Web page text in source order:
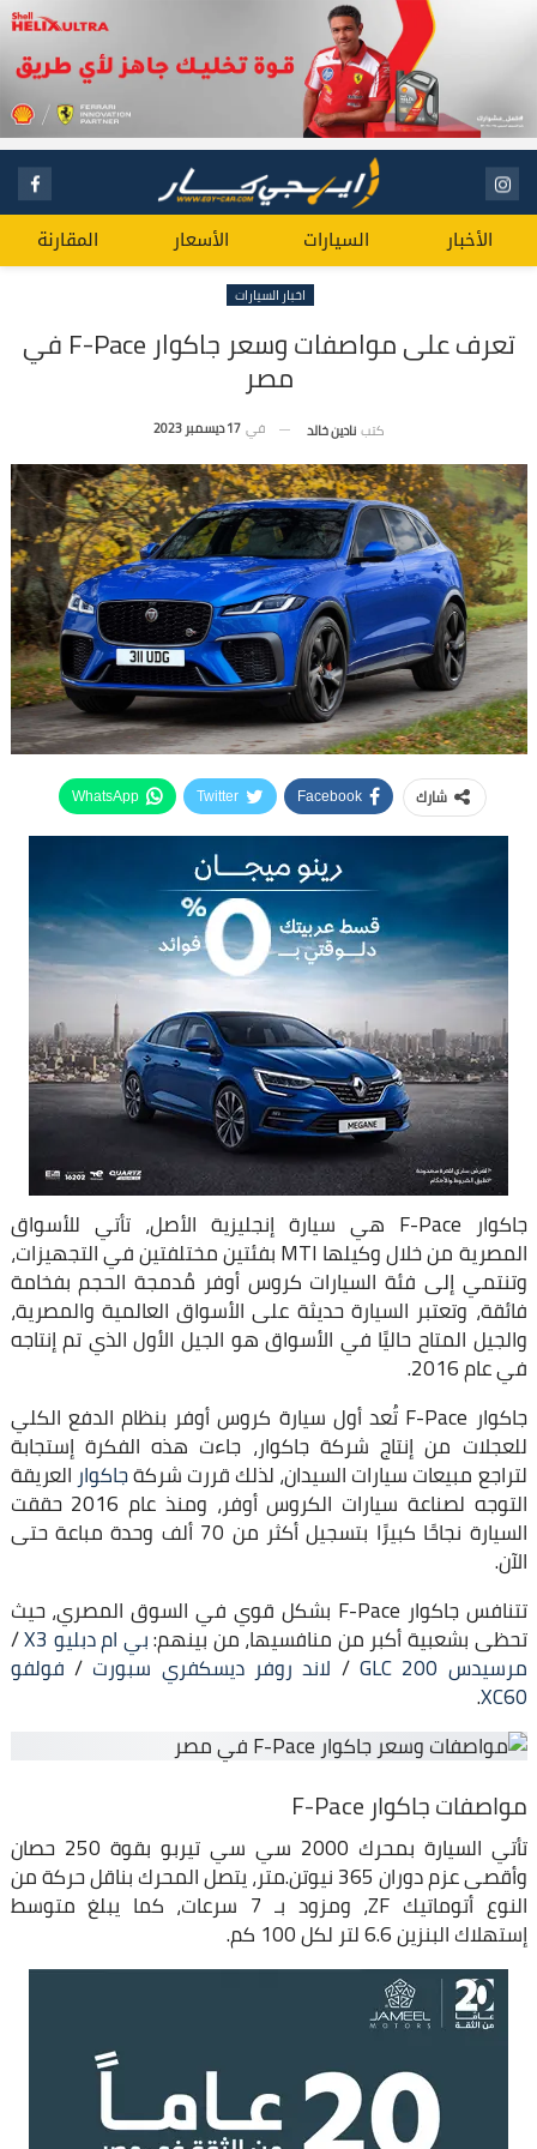
الأخبار السيارات الأسعار المقارنة
اخبار السيارات
تعرف على مواصفات وسعر جاكوار F-Pace في
مصر
كتب نادين خالد في 17 ديسمبر 2023
شارك Facebook
Twitter
WhatsApp
جاكوار F-Pace هي سيارة إنجليزية الأصل، تأتي للأسواق
المصرية من خلال وكيلها MTI بفئتين مختلفتين في التجهيزات،
وتنتمي إلى فئة السيارات كروس أوفر مُدمجة الحجم بفخامة
فائقة، وتعتبر السيارة حديثة على الأسواق العالمية والمصرية،
والجيل المتاح حاليًا في الأسواق هو الجيل الأول الذي تم إنتاجه
في عام 2016.
جاكوار F-Pace تُعد أول سيارة كروس أوفر بنظام الدفع الكلي
للعجلات من إنتاج شركة جاكوار، جاءت هذه الفكرة إستجابة
لتراجع مبيعات سيارات السيدان، لذلك قررت شركةجاكوار العريقة
التوجه لصناعة سيارات الكروس أوفر، ومنذ عام 2016 حققت
السيارة نجاحًا كبيرًا بتسجيل أكثر من 70 ألف وحدة مباعة حتى
الآن.
تتنافس جاكوار F-Pace بشكل قوي في السوق المصري، حيث
تحظى بشعبية أكبر من منافسيها، من بينهم:بي ام دبليو X3 /
مرسيدس GLC 200 / لاند روفر ديسكفري سبورت / فولفو
XC60
.
مواصفات جاكوار F-Pace
تأتي السيارة بمحرك 2000 سي سي تيربو بقوة 250 حصان
وأقصى عزم دوران 365 نيوتن.متر، يتصل المحرك بناقل حركة من
النوع أتوماتيك ZF، ومزود بـ 7 سرعات، كما يبلغ متوسط
إستهلاك البنزين 6.6 لتر لكل 100 كم.